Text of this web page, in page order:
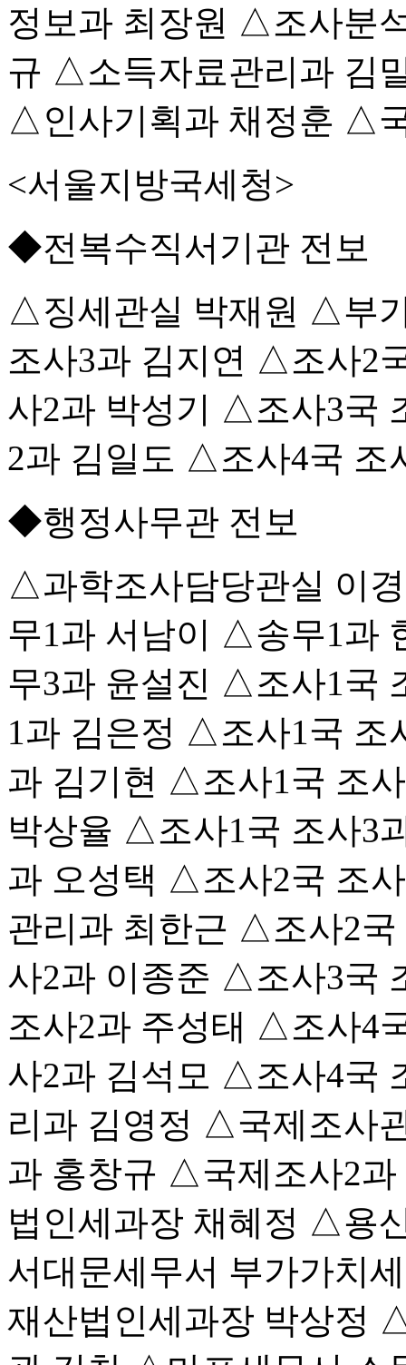
정보과 최장원 △조사분
규 △소득자료관리과 김
△인사기획과 채정훈 △
<서울지방국세청>
◆전복수직서기관 전보
△징세관실 박재원 △부
조사3과 김지연 △조사2
사2과 박성기 △조사3국
2과 김일도 △조사4국 조
◆행정사무관 전보
△과학조사담당관실 이
무1과 서남이 △송무1과
무3과 윤설진 △조사1국
1과 김은정 △조사1국 조
과 김기현 △조사1국 조
박상율 △조사1국 조사3
과 오성택 △조사2국 조
관리과 최한근 △조사2
사2과 이종준 △조사3국
조사2과 주성태 △조사4
사2과 김석모 △조사4국
리과 김영정 △국제조사
과 홍창규 △국제조사2
법인세과장 채혜정 △용
서대문세무서 부가가치
재산법인세과장 박상정